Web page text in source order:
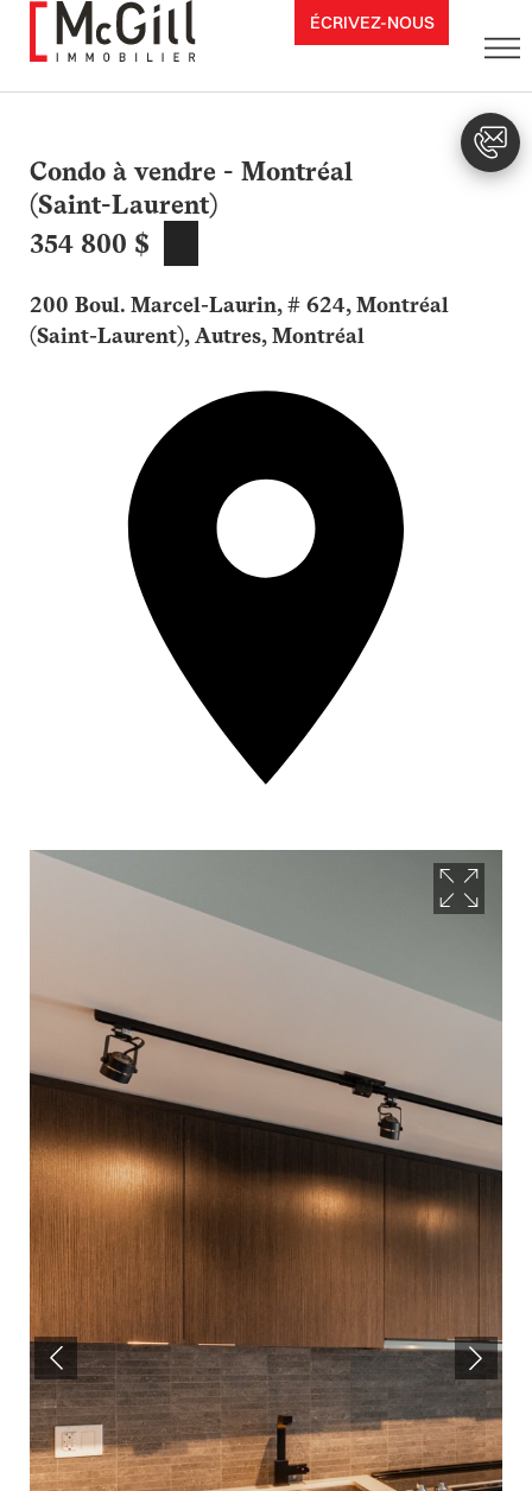
Aller
ÉCRIVEZ-NOUS
Condo à vendre - Montréal
(Saint-Laurent)
354 800 $
200 Boul. Marcel-Laurin, # 624, Montréal
(Saint-Laurent), Autres, Montréal